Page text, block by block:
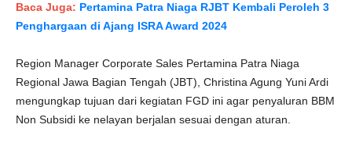
Baca Juga: Pertamina Patra Niaga RJBT Kembali Peroleh 3
Penghargaan di Ajang ISRA Award 2024
Region Manager Corporate Sales Pertamina Patra Niaga
Regional Jawa Bagian Tengah (JBT), Christina Agung Yuni Ardi
mengungkap tujuan dari kegiatan FGD ini agar penyaluran BBM
Non Subsidi ke nelayan berjalan sesuai dengan aturan.